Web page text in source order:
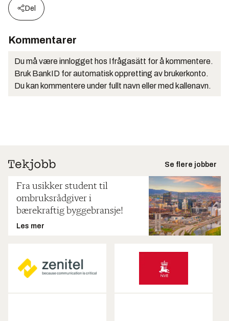
Del
Kommentarer
Du må være innlogget hos Ifrågasätt for å kommentere.
Bruk BankID for automatisk oppretting av brukerkonto.
Du kan kommentere under fullt navn eller med kallenavn.
Se flere jobber
Fra usikker student til
ombruksrådgiver i
bærekraftig byggebransje!
Les mer